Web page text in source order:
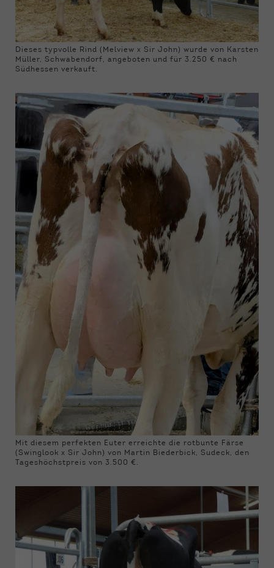
Dieses typvolle Rind (Melview x Sir John) wurde von Karsten
Müller, Schwabendorf, angeboten und für 3.250 € nach
Südhessen verkauft.
Mit diesem perfekten Euter erreichte die rotbunte Färse
(Swinglook x Sir John) von Martin Biederbick, Sudeck, den
Tageshöchstpreis von 3.500 €.